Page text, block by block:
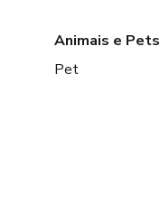
Animais e Pets
Pet